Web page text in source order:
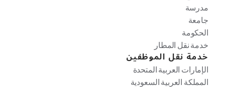
مدرسة
جامعة
الحكومة
خدمة نقل المطار
خدمة نقل الموظفين
الإمارات العربية المتحدة
المملكة العربية السعودية